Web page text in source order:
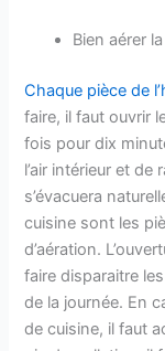
Bien aérer
Chaque pièce de
faire, il faut ouvrir
fois pour dix
l’air intérieur et de
s’évacuera
cuisine sont les
d’aération.
faire disparaitre
de la journée. En
de cuisine, il faut